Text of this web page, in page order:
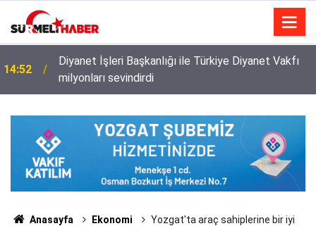
14:52
Diyanet İşleri Başkanlığı ile Türkiye Diyanet Vakfı
milyonları sevindirdi
Anasayfa Ekonomi
Yozgat'ta araç sahiplerine bir iyi